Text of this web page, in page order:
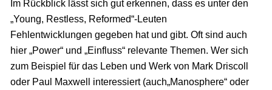
Im Rückblick lässt sich gut erkennen, dass es unter den
„Young, Restless, Reformed“-Leuten
Fehlentwicklungen gegeben hat und gibt. Oft sind auch
hier „Power“ und „Einfluss“ relevante Themen. Wer sich
zum Beispiel für das Leben und Werk von Mark Driscoll
oder Paul Maxwell interessiert (auch„Manosphere“ oder